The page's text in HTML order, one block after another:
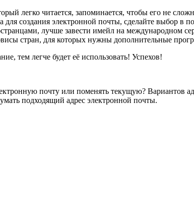
легко читается, запоминается, чтобы его не
для создания электронной почты, сделайте выбор в
лучше завести имейл на международном
стран, для которых нужны дополнительные
тем легче будет её использовать! Успехов!
почту или поменять текущую? Вариантов
подходящий адрес электронной почты.